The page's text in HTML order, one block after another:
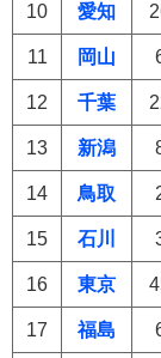
10 愛知
11 岡山
12 千葉
13 新潟
14 鳥取
15 石川
16 東京
17 福島